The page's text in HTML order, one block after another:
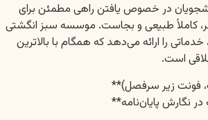
در خصوص یافتن راهی مطمئن برای
کاملاً طبیعی و بجاست. موسسه سبز انگشتی
را ارائه می‌دهد که همگام با بالاترین
است.
نگارش پایان‌نامه**